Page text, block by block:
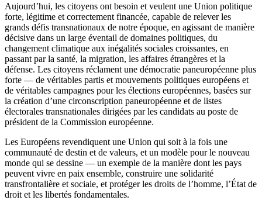
Aujourd’hui, les citoyens ont besoin et veulent une Union politique
forte, légitime et correctement financée, capable de relever les
grands défis transnationaux de notre époque, en agissant de manière
décisive dans un large éventail de domaines politiques, du
changement climatique aux inégalités sociales croissantes, en
passant par la santé, la migration, les affaires étrangères et la
défense. Les citoyens réclament une démocratie paneuropéenne plus
forte — de véritables partis et mouvements politiques européens et
de véritables campagnes pour les élections européennes, basées sur
la création d’une circonscription paneuropéenne et de listes
électorales transnationales dirigées par les candidats au poste de
président de la Commission européenne.
Les Européens revendiquent une Union qui soit à la fois une
communauté de destin et de valeurs, et un modèle pour le nouveau
monde qui se dessine — un exemple de la manière dont les pays
peuvent vivre en paix ensemble, construire une solidarité
transfrontalière et sociale, et protéger les droits de l’homme, l’État de
droit et les libertés fondamentales.